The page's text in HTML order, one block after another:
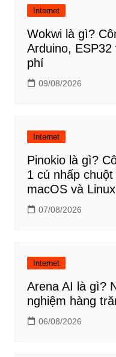
viếtInternet
Wokwi là gì?
Arduino,
phí
09/08/2026
Internet
Pinokio là gì?
1 cú nhấp
macOS và Linux
07/08/2026
Internet
Arena AI là gì?
nghiệm hàng
06/08/2026